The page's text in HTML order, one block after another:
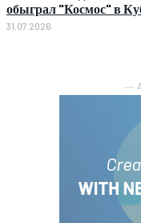
обыграл "Космос" в
31.07.2026
―